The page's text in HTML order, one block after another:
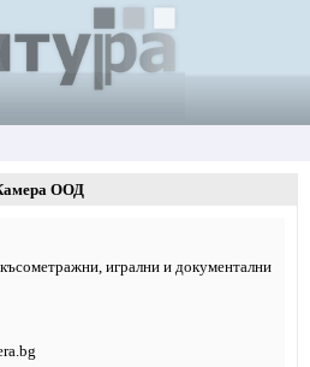
ООД
игрални и документални
bg